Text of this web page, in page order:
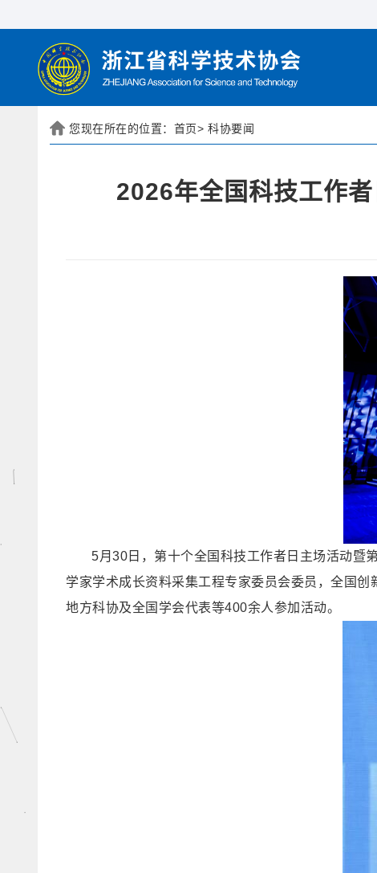
您现在所在的位置： 首页> 科协要闻
2026年全国科技工作
5月30日，第十个全国科技工作者日主场活动暨
学家学术成长资料采集工程专家委员会委员，全国创
地方科协及全国学会代表等400余人参加活动。